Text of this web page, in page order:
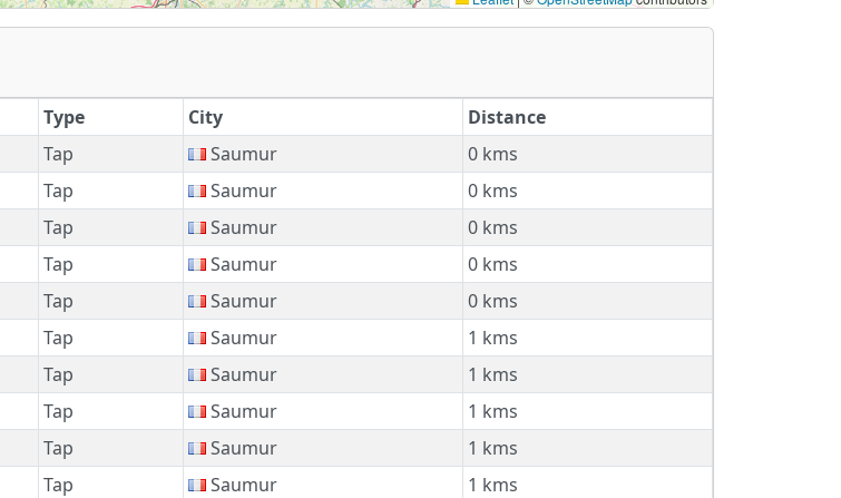
Type City
Distance
Tap Saumur
0 kms
Tap Saumur
0 kms
Tap Saumur
0 kms
Tap Saumur
0 kms
Tap Saumur
0 kms
Tap Saumur
1 kms
Tap Saumur
1 kms
Tap Saumur
1 kms
Tap Saumur
1 kms
Tap Saumur
1 kms